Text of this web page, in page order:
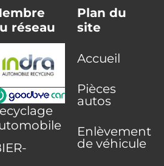
réseau
Plan du
site
Accueil
Pièces
autos
Enlèvement
de véhicule